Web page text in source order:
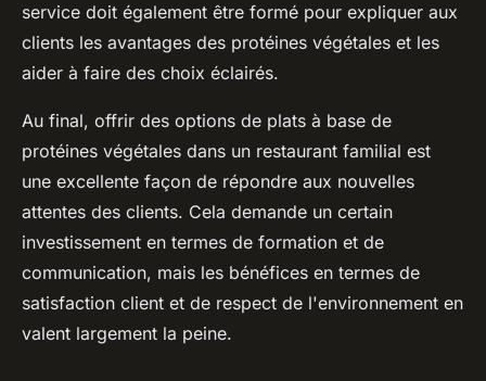
service doit également être formé pour expliquer aux
clients les avantages des protéines végétales et les
aider à faire des choix éclairés.
Au final, offrir des options de plats à base de
protéines végétales dans un restaurant familial est
une excellente façon de répondre aux nouvelles
attentes des clients. Cela demande un certain
investissement en termes de formation et de
communication, mais les bénéfices en termes de
satisfaction client et de respect de l'environnement en
valent largement la peine.